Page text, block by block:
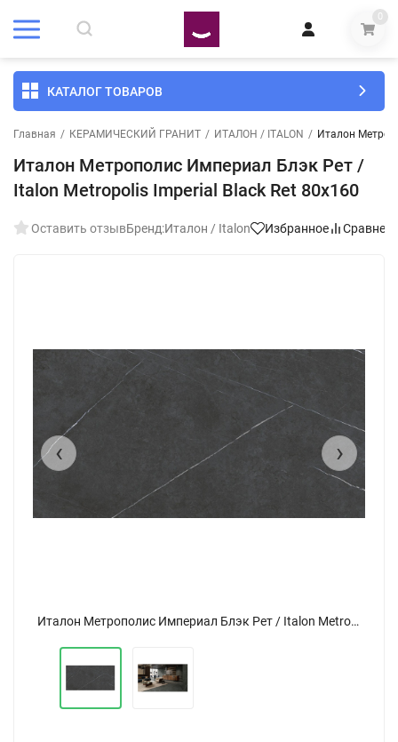
0
КАТАЛОГ ТОВАРОВ
Главная / КЕРАМИЧЕСКИЙ ГРАНИТ / ИТАЛОН / ITALON / Италон
Италон Метрополис Империал Блэк Рет /
Italon Metropolis Imperial Black Ret 80x160
Оставить отзывБренд:Италон / Italon Избранное
Италон Метрополис Империал Блэк Рет / Italon Metropolis Imperial Black Ret 80x160
‹ ›